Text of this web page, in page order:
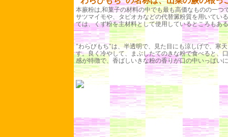
本蕨粉は,和菓子の材料の中でも最も高価なものの一
サツマイモや、タピオカなどの代替澱粉質を用いてい
ては、くず粉を主材料として使用しているところもあ
"わらびもち"は、半透明で、見た目にも涼しげで、寒
す。良く冷やして、まぶしたてのきな粉で食べると、
感が特徴で、香ばしいきな粉の香りが口の中いっぱい